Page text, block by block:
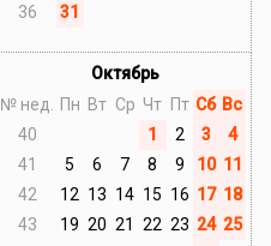
36
31
Октябрь
№ нед.
Пн Вт Ср Чт Пт Сб Вс
40
1 2 3
4
41
5 6 7 8 9 10 11
42
12 13 14 15 16 17 18
43
19 20 21 22 23 24 25